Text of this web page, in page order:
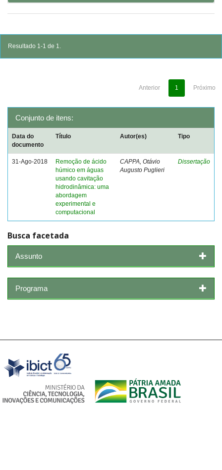
Resultado 1-1 de 1.
Anterior 1 Próximo
Conjunto de itens:
Data do
documento
Título Autor(es) Tipo
31-Ago-2018
Remoção de ácido
húmico em águas
usando cavitação
hidrodinâmica: uma
abordagem
experimental e
computacional
CAPPA, Otávio
Augusto Puglieri
Dissertação
Busca facetada
Assunto
Programa